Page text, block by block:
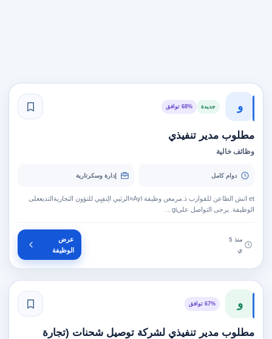
و جديدة 68% توافق
مطلوب مدير تنفيذي
وظائف خالية
دوام كامل إدارة وسكرتارية
‎et‏ اتش الظاعن للقوارب ذ.مرمعن وظيفة ‎Ayl‏‏«الرثيي الِتفِيِي للنؤون التجاريةالتديععلى
الوظيفة. يرجى التواصل على‎gi…
منذ 5
ي
عرض
الوظيفة
و 67% توافق
مطلوب مدير تنفيذي لشركة توصيل شحنات (تجارة